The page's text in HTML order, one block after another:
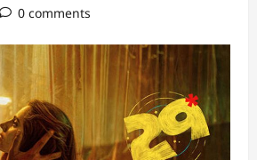
0 comments